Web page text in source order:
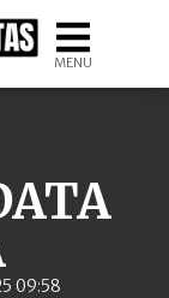
MENU
09:58